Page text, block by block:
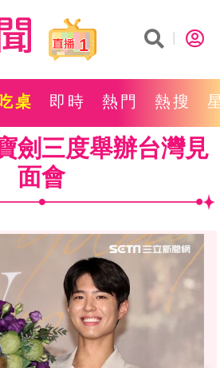
1
桌 即時 熱門 熱搜
劍三度舉辦台灣見
面會